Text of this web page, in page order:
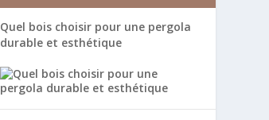
Quel bois choisir pour une pergola
durable et esthétique